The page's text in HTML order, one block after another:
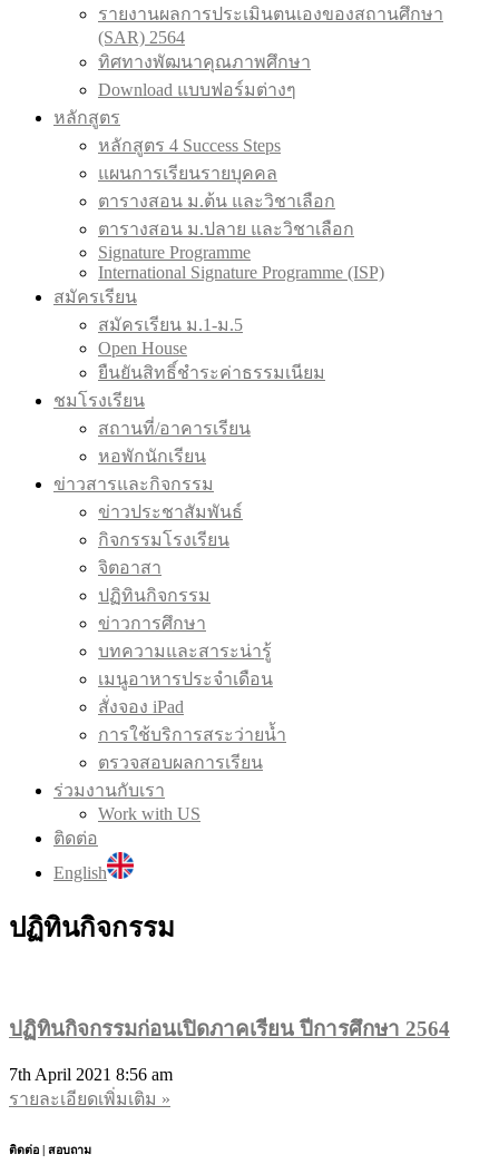
รายงานผลการประเมินตนเองของสถานศึกษา
(SAR) 2564
ทิศทางพัฒนาคุณภาพศึกษา
Download แบบฟอร์มต่างๆ
หลักสูตร
หลักสูตร 4 Success Steps
แผนการเรียนรายบุคคล
ตารางสอน ม.ต้น และวิชาเลือก
ตารางสอน ม.ปลาย และวิชาเลือก
Signature Programme
International Signature Programme (ISP)
สมัครเรียน
สมัครเรียน ม.1-ม.5
Open House
ยืนยันสิทธิ์ชำระค่าธรรมเนียม
ชมโรงเรียน
สถานที่/อาคารเรียน
หอพักนักเรียน
ข่าวสารและกิจกรรม
ข่าวประชาสัมพันธ์
กิจกรรมโรงเรียน
จิตอาสา
ปฏิทินกิจกรรม
ข่าวการศึกษา
บทความและสาระน่ารู้
เมนูอาหารประจำเดือน
สั่งจอง iPad
การใช้บริการสระว่ายน้ำ
ตรวจสอบผลการเรียน
ร่วมงานกับเรา
Work with US
ติดต่อ
English
ปฏิทินกิจกรรม
ปฏิทินกิจกรรมก่อนเปิดภาคเรียน ปีการศึกษา 2564
7th April 2021 8:56 am
รายละเอียดเพิ่มเติม »
ติดต่อ | สอบถาม